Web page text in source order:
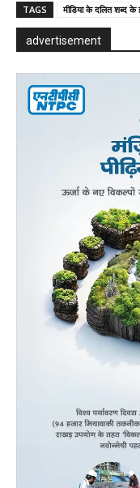
TAGS मीडिया के दलित शब्द के
advertisement